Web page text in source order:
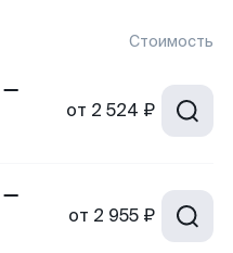
Стоимость
—
от 2 524 ₽
—
от 2 955 ₽